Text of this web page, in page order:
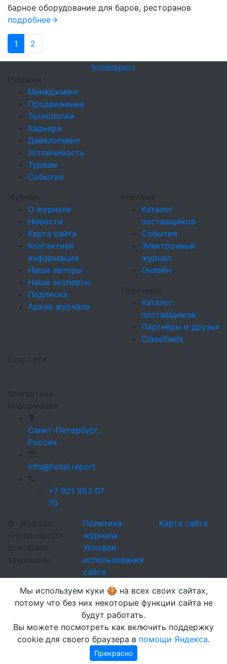
барное оборудование для баров, ресторанов
подробнее
1 2
hotelreport
Рубрики
Менеджмент
Продвижение
Технологии
Карьера
Девелопмент
Устойчивость
Туризм
События
Журнал
О журнале
Новости
Карта сайта
Контактная
информация
Наши авторы
Наши эксперты
Подписка
Архив журнала
Реклама
Каталог
поставщиков
События
Электронный
журнал
Онлайн
Партнеры
Каталог
поставщиков
Партнёры и друзья
Classifieds
Соц. сети
Контактная
информация
Санкт-Петербург,
Россия
info@hotel.report
+7 921 953 07
70
©
Журнал
«Hotel.report»
Все права
защищены
Политика
журнала
Условия
использования
сайта
Карта сайта
Мы используем куки 🍪 на всех своих сайтах,
потому что без них некоторые функции сайта не
будут работать.
Вы можете посмотреть как включить поддержку
cookie для своего браузера в помощи Яндекса.
Прекрасно